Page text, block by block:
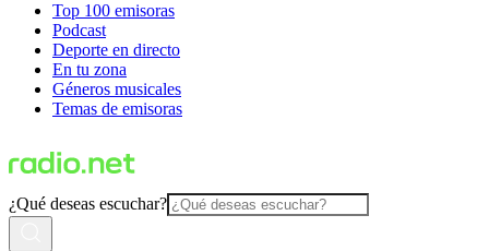
Top 100 emisoras
Podcast
Deporte en directo
En tu zona
Géneros musicales
Temas de emisoras
¿Qué deseas escuchar?